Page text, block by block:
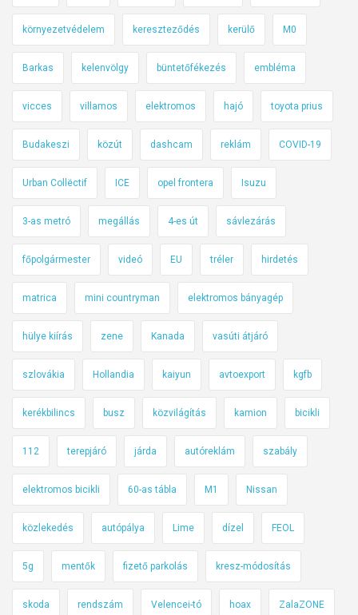
környezetvédelem kereszteződés kerülő M0
Barkas kelenvölgy büntetőfékezés embléma
vicces villamos elektromos hajó toyota prius
Budakeszi közút dashcam reklám COVID-19
Urban Collëctif ICE opel frontera Isuzu
3-as metró megállás 4-es út sávlezárás
főpolgármester videó EU tréler hirdetés
matrica mini countryman elektromos bányagép
hülye kiírás zene Kanada vasúti átjáró
szlovákia Hollandia kaiyun avtoexport kgfb
kerékbilincs busz közvilágítás kamion bicikli
112 terepjáró járda autóreklám szabály
elektromos bicikli 60-as tábla M1 Nissan
közlekedés autópálya Lime dízel FEOL
5g mentők fizető parkolás kresz-módosítás
skoda rendszám Velencei-tó hoax ZalaZONE